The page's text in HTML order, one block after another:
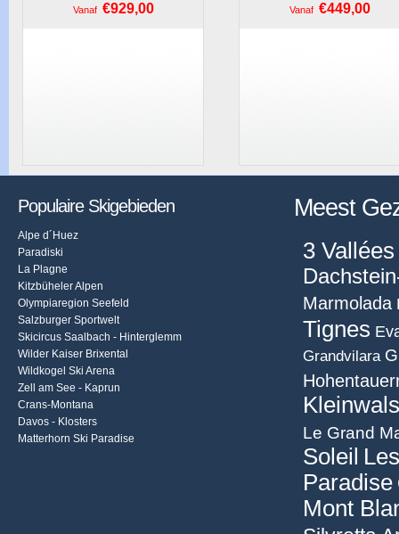
Vanaf €929,00 Vanaf €449,00
Populaire Skigebieden
Alpe d´Huez
Paradiski
La Plagne
Kitzbüheler Alpen
Olympiaregion Seefeld
Salzburger Sportwelt
Skicircus Saalbach - Hinterglemm
Wilder Kaiser Brixental
Wildkogel Ski Arena
Zell am See - Kaprun
Crans-Montana
Davos - Klosters
Matterhorn Ski Paradise
Meest
3 Vallées
Marmolada
Tignes
Grandvilara
Le Grand
Soleil
Paradise
Mont